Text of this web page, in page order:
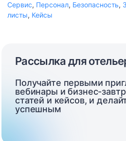
Сервис, Персонал, Безопасность,
листы, Кейсы
Рассылка для
Получайте первыми
вебинары и бизнес-
статей и кейсов, и
успешным